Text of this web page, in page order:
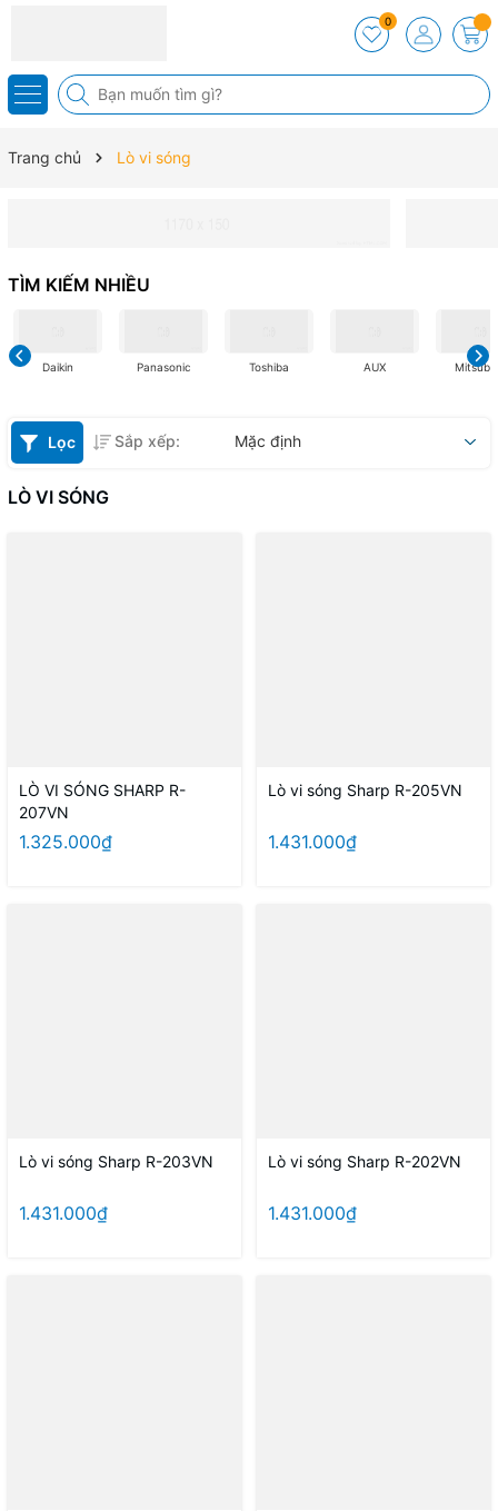
0
Trang chủ Lò vi sóng
TÌM KIẾM NHIỀU
Daikin Panasonic Toshiba AUX
Lọc Sắp xếp: Mặc định
LÒ VI SÓNG
LÒ VI SÓNG SHARP R-
207VN
1.325.000₫
Lò vi sóng Sharp R-205VN
1.431.000₫
Lò vi sóng Sharp R-203VN
1.431.000₫
Lò vi sóng Sharp R-202VN
1.431.000₫